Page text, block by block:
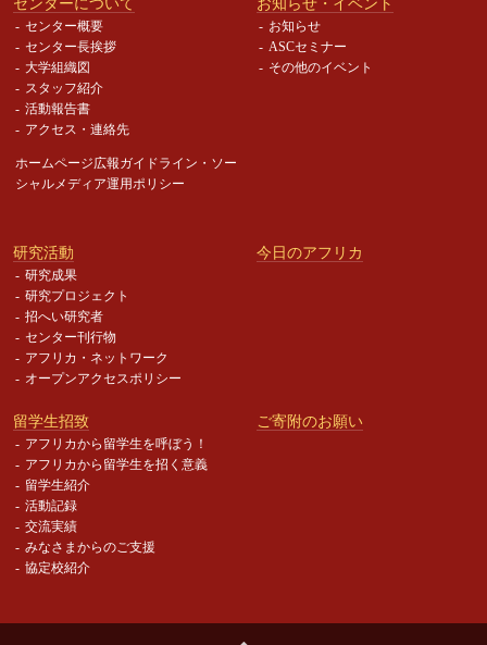
センター概要
センター長挨拶
大学組織図
スタッフ紹介
活動報告書
アクセス・連絡先
ホームページ広報ガイドライン・ ソー
シャルメディア運用ポリシー
お知らせ
ASCセミナー
その他のイベント
研究活動
研究成果
研究プロジェクト
招へい研究者
センター刊行物
アフリカ・ネットワーク
オープンアクセスポリシー
今日のアフリカ
留学生招致
アフリカから留学生を呼ぼう！
アフリカから留学生を招く意義
留学生紹介
活動記録
交流実績
みなさまからのご支援
協定校紹介
ご寄附のお願い